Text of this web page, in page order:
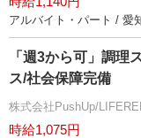
アルバイト・パート / 愛
「週3から可」調理
ス/社会保障完備
株式会社PushUp/
時給1,075円